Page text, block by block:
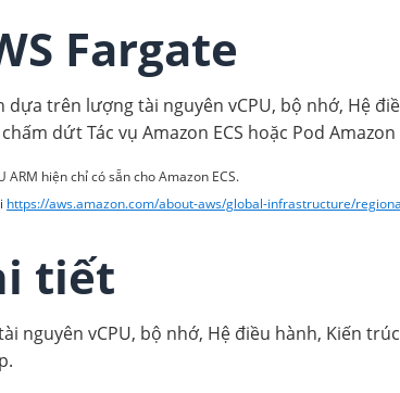
Fargate
dựa trên lượng tài nguyên vCPU, bộ nhớ, Hệ
dứt Tác vụ Amazon ECS hoặc Pod Amazon
ARM hiện chỉ có sẵn cho Amazon ECS.
https://aws.amazon.com/about-aws/global-infrastructure/
tiết
nguyên vCPU, bộ nhớ, Hệ điều hành, Kiến trúc